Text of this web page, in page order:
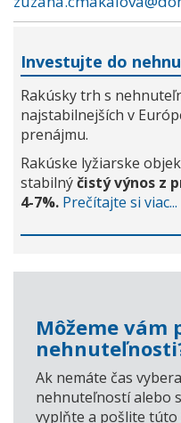
Investujte do
Rakúsky trh s
najstabilnejších v
prenájmu.
Rakúske lyžiarske
stabilnýčistý výnos z
4-7%. Prečítajte si viac...
Môžeme vám
Ak nemáte čas
nehnuteľností alebo
vyplňte a pošlite túto